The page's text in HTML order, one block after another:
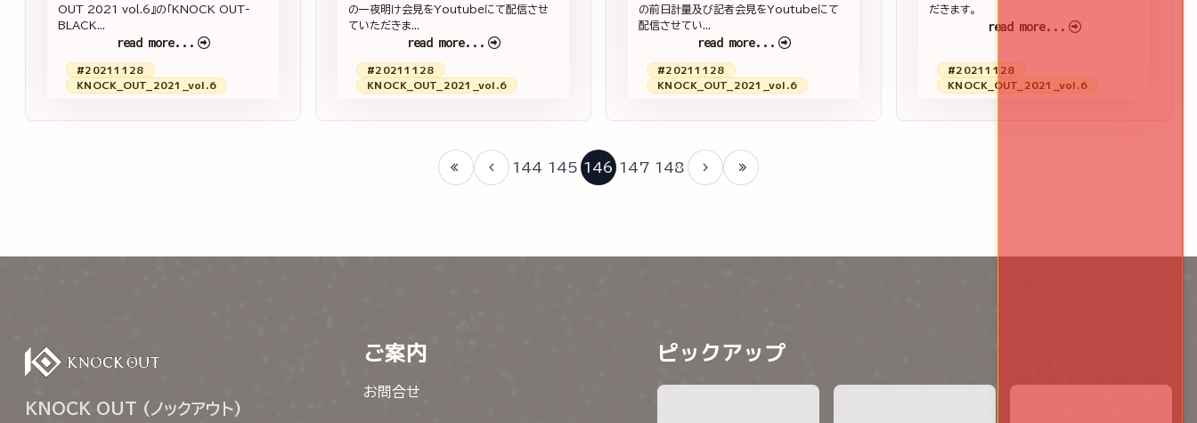
OUT 2021 vol.6』の「KNOCK OUT-
BLACK...
read more...
#20211128
KNOCK_OUT_2021_vol.6
の一夜明け会見をYoutubeにて配信させ
ていただきま...
read more...
#20211128
KNOCK_OUT_2021_vol.6
の前日計量及び記者会見をYoutubeにて
配信させてい...
read more...
#20211128
KNOCK_OUT_2021_vol.6
だきます。
read more...
#20211128
KNOCK_OUT_2021_vol.6
144 145 146 147 148
KNOCK OUT (ノックアウト)
ご案内
お問合せ
ピックアップ